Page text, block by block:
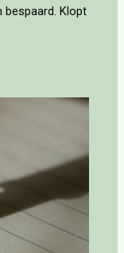
bespaard. Klopt